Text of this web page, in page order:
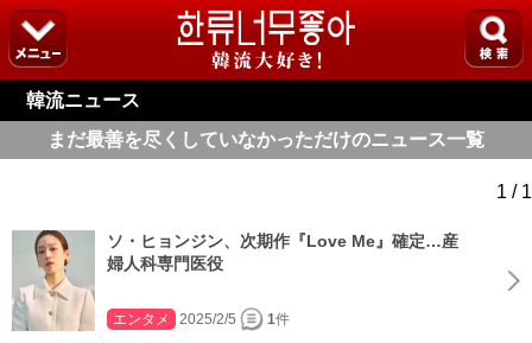
韓流ニュース
まだ最善を尽くしていなかっただけのニュース一覧
1 / 1
ソ・ヒョンジン、次期作『Love Me』確定…産
婦人科専門医役
エンタメ 2025/2/5 1件